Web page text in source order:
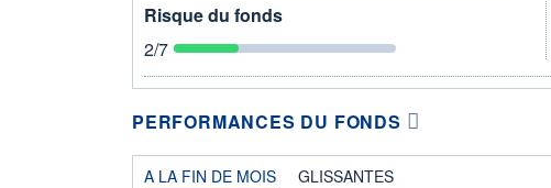
Risque du fonds
2/7
PERFORMANCES DU FONDS
A LA FIN DE MOIS GLISSANTES